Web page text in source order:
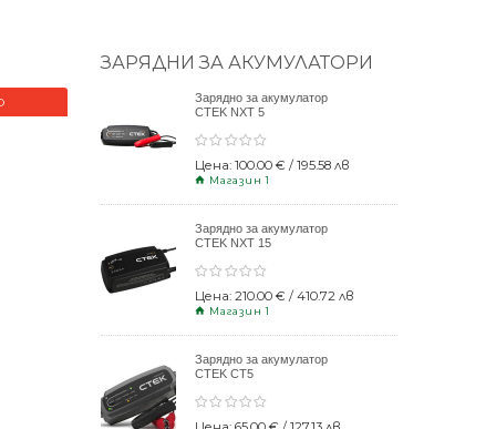
НОВО
ЗАРЯДНИ ЗА АКУМУЛАТОРИ
Зарядно за акумулатор
CTEK NXT 5
Цена: 100.00 € / 195.58 лв
Магазин 1
Зарядно за акумулатор
CTEK NXT 15
Цена: 210.00 € / 410.72 лв
Магазин 1
Зарядно за акумулатор
CTEK CT5